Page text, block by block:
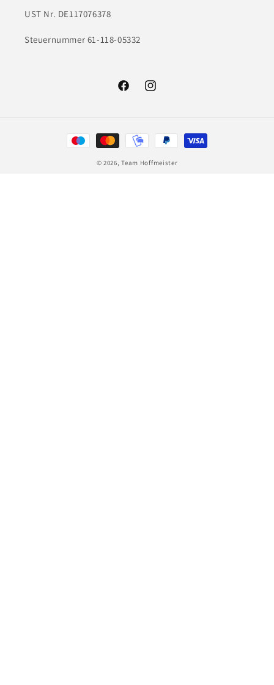
UST Nr. DE117076378
Steuernummer 61-118-05332
FacebookInstagram
Zahlungsmethoden
© 2026,Team Hoffmeister